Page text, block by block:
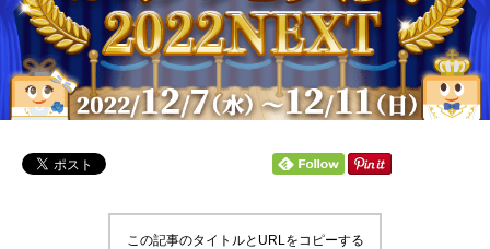
この記事のタイトルとURLをコピーする